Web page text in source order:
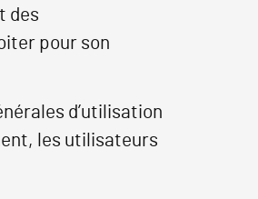
des
pour son
d’utilisation
les utilisateurs